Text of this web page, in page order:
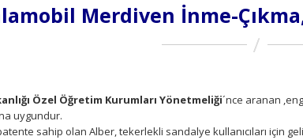
Merdiven İnme-
Özel Öğretim Kurumları Yönetmeliği´nce aranan
uygundur.
sahip olan Alber, tekerlekli sandalye kullanıcıları için